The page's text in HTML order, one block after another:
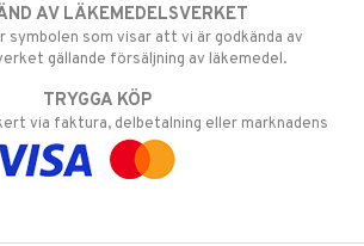
AV LÄKEMEDELSVERKET
symbolen som visar att vi är godkända av
gällande försäljning av läkemedel.
TRYGGA KÖP
via faktura, delbetalning eller marknadens